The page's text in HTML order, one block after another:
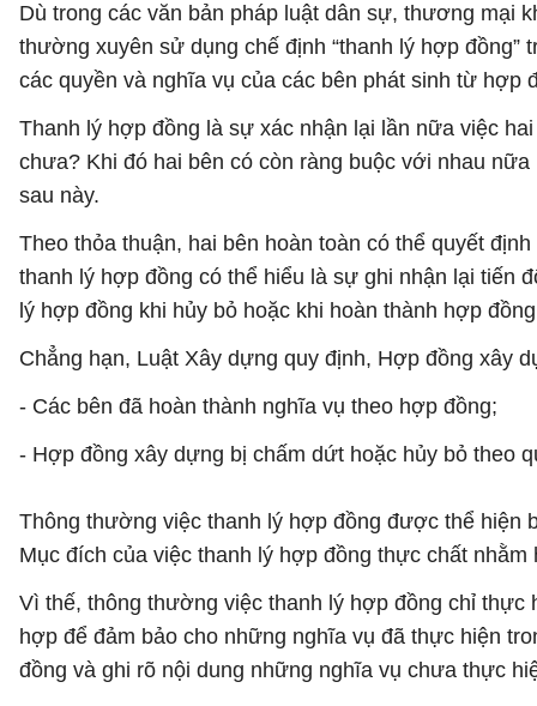
Dù trong các văn bản pháp luật dân sự, thương mại
thường xuyên sử dụng chế định “thanh lý hợp
các quyền và nghĩa vụ của các bên phát sinh từ hợp
Thanh lý hợp đồng là sự xác nhận lại lần nữa việc
chưa? Khi đó hai bên có còn ràng buộc với nhau
sau này.
Theo thỏa thuận, hai bên hoàn toàn có thể quyết
thanh lý hợp đồng có thể hiểu là sự ghi nhận lại tiến
lý hợp đồng khi hủy bỏ hoặc khi hoàn thành hợp
Chẳng hạn, Luật Xây dựng quy định, Hợp đồng xây
- Các bên đã hoàn thành nghĩa vụ theo hợp đồng;
- Hợp đồng xây dựng bị chấm dứt hoặc hủy bỏ theo
Thông thường việc thanh lý hợp đồng được thể hiện
Mục đích của việc thanh lý hợp đồng thực chất
Vì thế, thông thường việc thanh lý hợp đồng chỉ
hợp để đảm bảo cho những nghĩa vụ đã thực hiện
đồng và ghi rõ nội dung những nghĩa vụ chưa thực